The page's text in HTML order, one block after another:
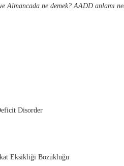
Almancada ne demek? AADD anlamı
Disorder
Eksikliği Bozukluğu